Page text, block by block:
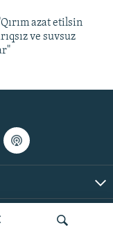
azat etilsin
ve suvsuz
| All Rights Reserved.